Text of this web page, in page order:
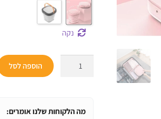
נקה
מתקפלת
הוספה לסל
מה הלקוחות שלנו אומרים: